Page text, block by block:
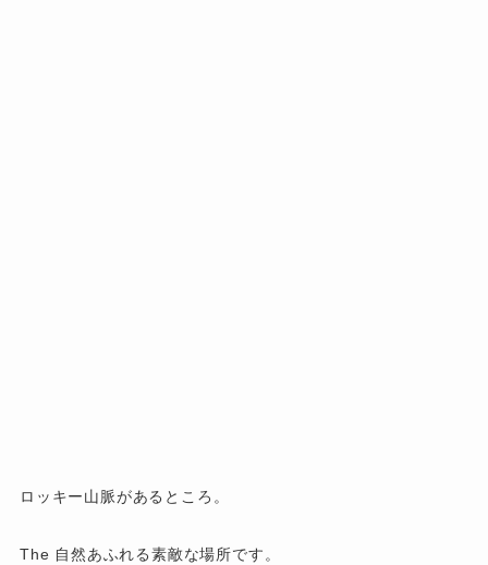
ロッキー山脈があるところ。
The 自然あふれる素敵な場所です。